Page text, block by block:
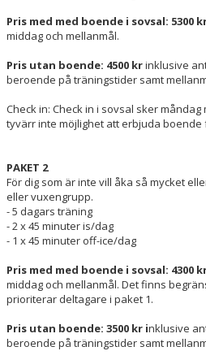
Pris med med boende i sovsal: 5300
middag och mellanmål.
Pris utan boende: 4500 krinklusive
beroende på träningstider samt
Check in: Check in i sovsal sker
tyvärr inte möjlighet att erbjuda boende
PAKET 2
För dig som är inte vill åka så mycket
eller vuxengrupp.
- 5 dagars träning
- 2 x 45 minuter is/dag
- 1 x 45 minuter off-ice/dag
Pris med med boende i sovsal: 4300
middag och mellanmål. Det finns
prioriterar deltagare i paket 1.
Pris utan boende: 3500 kr inklusive
beroende på träningstider samt